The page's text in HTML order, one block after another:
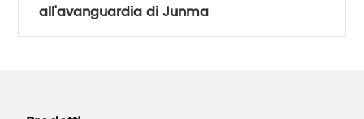
all'avanguardia di Junma